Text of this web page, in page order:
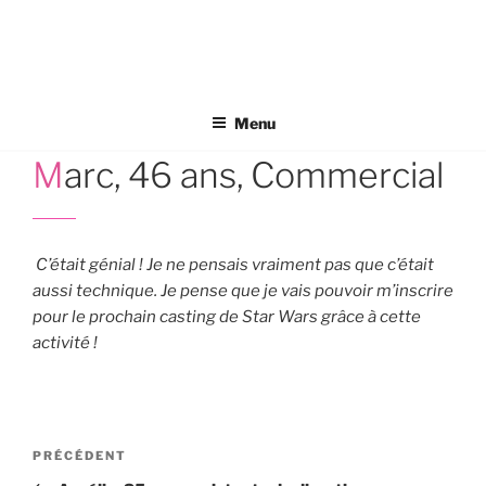
Menu
Marc, 46 ans, Commercial
C’était génial ! Je ne pensais vraiment pas que c’était
aussi technique. Je pense que je vais pouvoir m’inscrire
pour le prochain casting de Star Wars grâce à cette
activité !
Navigation
Article
PRÉCÉDENT